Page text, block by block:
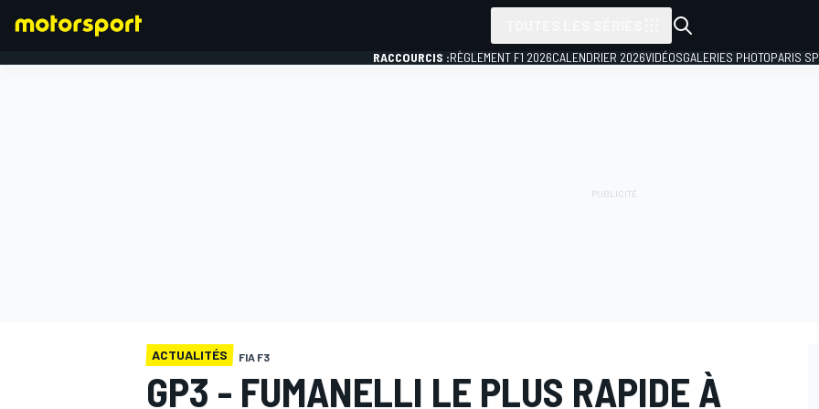
RACCOURCIS :RÈGLEMENT F1 2026CALENDRIER 2026VIDÉOSGALERIES PHOTOPARIS
ACTUALITÉS FIA F3
GP3 - FUMANELLI LE PLUS RAPIDE À